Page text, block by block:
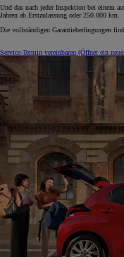
Und das nach jeder Inspektion bei einem
Jahren ab Erstzulassung oder 250.000 km.
Die vollständigen Garantiebedingungen
Service-Termin vereinbaren (Öffnet ein